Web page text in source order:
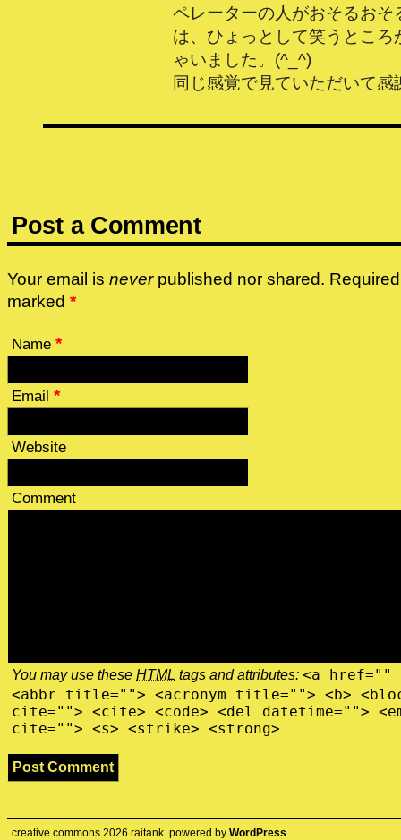
ペレーターの人がおそるおそ
は、ひょっとして笑うところ
ゃいました。(^_^)
同じ感覚で見ていただいて感
Post a Comment
Your email is neverpublished nor shared.
marked *
Name *
Email *
Website
Comment
You may use these HTML tags and attributes: <a
<abbr title=""> <acronym title=""> <b>
cite=""> <cite> <code> <del datetime="">
cite=""> <s> <strike> <strong>
creative commons 2026 raitank. powered by WordPress.